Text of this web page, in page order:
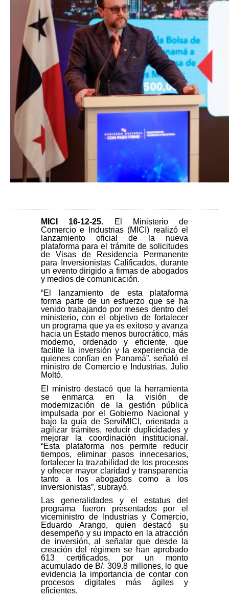
MICI 16-12-25.
El Ministerio de
Comercio e Industrias (MICI) realizó el
lanzamiento oficial de la nueva
plataforma para el trámite de solicitudes
de Visas de Residencia Permanente
para Inversionistas Calificados, durante
un evento dirigido a firmas de abogados
y medios de comunicación.
“El lanzamiento de esta plataforma
forma parte de un esfuerzo que se ha
venido trabajando por meses dentro del
ministerio, con el objetivo de fortalecer
un programa que ya es exitoso y avanza
hacia un Estado menos burocrático, más
moderno, ordenado y eficiente, que
facilite la inversión y la experiencia de
quienes confían en Panamá”, señaló el
ministro de Comercio e Industrias, Julio
Moltó.
El ministro destacó que la herramienta
se enmarca en la visión de
modernización de la gestión pública
impulsada por el Gobierno Nacional y
bajo la guía de ServiMICI, orientada a
agilizar trámites, reducir duplicidades y
mejorar la coordinación institucional.
“Esta plataforma nos permite reducir
tiempos, eliminar pasos innecesarios,
fortalecer la trazabilidad de los procesos
y ofrecer mayor claridad y transparencia
tanto a los abogados como a los
inversionistas”, subrayó.
Las generalidades y el estatus del
programa fueron presentados por el
viceministro de Industrias y Comercio,
Eduardo Arango, quien destacó su
desempeño y su impacto en la atracción
de inversión, al señalar que desde la
creación del régimen se han aprobado
613 certificados, por un monto
acumulado de B/. 309.8 millones, lo que
evidencia la importancia de contar con
procesos digitales más ágiles y
eficientes.